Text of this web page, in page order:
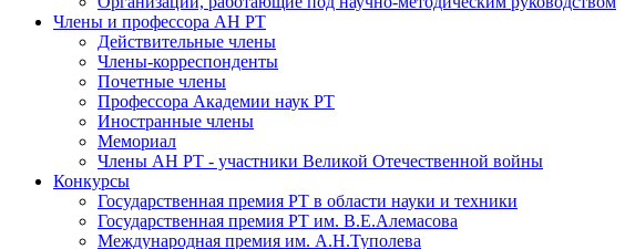
Члены и профессора АН РТ
Действительные члены
Члены-корреспонденты
Почетные члены
Профессора Академии наук РТ
Иностранные члены
Мемориал
Члены АН РТ - участники Великой Отечественной войны
Конкурсы
Государственная премия РТ в области науки и техники
Государственная премия РТ им. В.Е.Алемасова
Международная премия им. А.Н.Туполева